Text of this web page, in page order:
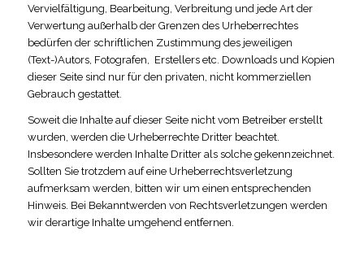
Vervielfältigung, Bearbeitung, Verbreitung und jede Art der
Verwertung außerhalb der Grenzen des Urheberrechtes
bedürfen der schriftlichen Zustimmung des jeweiligen
(Text-)Autors, Fotografen, Erstellers etc. Downloads und Kopien
dieser Seite sind nur für den privaten, nicht kommerziellen
Gebrauch gestattet.
Soweit die Inhalte auf dieser Seite nicht vom Betreiber erstellt
wurden, werden die Urheberrechte Dritter beachtet.
Insbesondere werden Inhalte Dritter als solche gekennzeichnet.
Sollten Sie trotzdem auf eine Urheberrechtsverletzung
aufmerksam werden, bitten wir um einen entsprechenden
Hinweis. Bei Bekanntwerden von Rechtsverletzungen werden
wir derartige Inhalte umgehend entfernen.